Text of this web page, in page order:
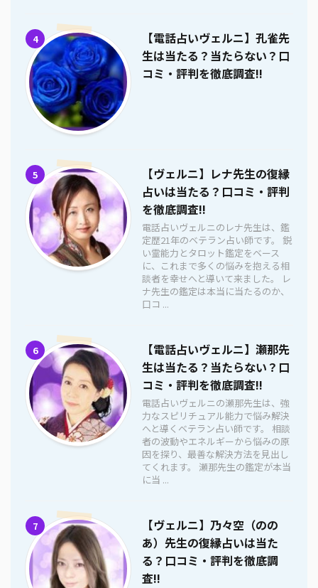
4
【電話占いヴェルニ】孔雀先
生は当たる？当たらない？口
コミ・評判を徹底調査!!
5
【ヴェルニ】レナ先生の復縁
占いは当たる？口コミ・評判
を徹底調査!!
電話占いヴェルニのレナ先生は、鑑
定歴21年のベテラン占い師です。 鋭
い霊能力とタロット鑑定をベース
に、これまで多くの悩みを抱える相
談者を幸せへと導いて来ました。 レ
ナ先生の鑑定は本当に当たるのか、
口コ ...
6
【電話占いヴェルニ】瀬那先
生は当たる？当たらない？口
コミ・評判を徹底調査!!
電話占いヴェルニの瀬那先生は、強
力なスピリチュアル能力で悩み解決
へと導くベテラン占い師です。 相談
者の波動やエネルギーから悩みの原
因を探り、最善な解決方法を見出し
てくれます。 瀬那先生の鑑定が本当
に当 ...
7
【ヴェルニ】乃々空（のの
あ）先生の復縁占いは当た
る？口コミ・評判を徹底調
査!!